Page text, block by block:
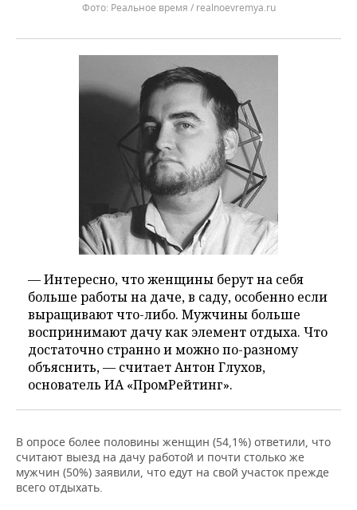
Реальное время / realnoevremya.ru
— Интересно, что женщины берут на себя
больше работы на даче, в саду, особенно если
выращивают что-либо. Мужчины больше
воспринимают дачу как элемент отдыха. Что
достаточно странно и можно по-разному
объяснить, — считает Антон Глухов,
основатель ИА «ПромРейтинг».
В опросе более половины женщин (54,1%) ответили, что
считают выезд на дачу работой и почти столько же
мужчин (50%) заявили, что едут на свой участок прежде
всего отдыхать.